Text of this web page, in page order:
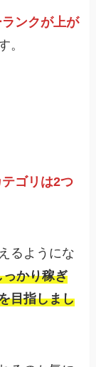
ンクが上が
。
ゴリは2つ
るようにな
かり稼ぎ
目指しまし